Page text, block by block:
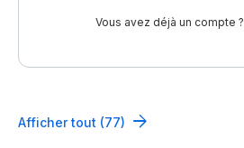
Vous avez déjà un compte ?
Afficher tout (77)